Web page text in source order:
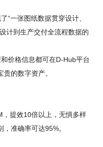
“一张图纸数据贯穿设计、
计到生产交付全流程数据的
价格信息都可在D-Hub平台
的数字资产。
，提效10倍以上，无惧多样
准确率可达95%。